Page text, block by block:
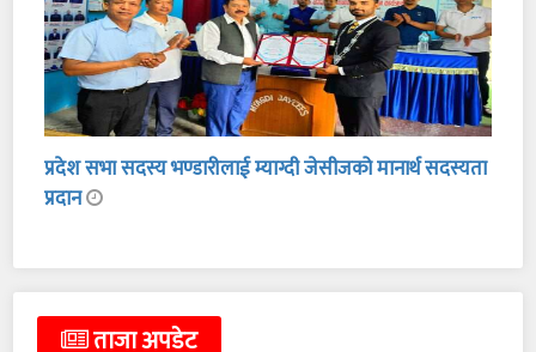
प्रदेश सभा सदस्य भण्डारीलाई म्याग्दी जेसीजको मानार्थ सदस्यता
प्रदान
ताजा अपडेट